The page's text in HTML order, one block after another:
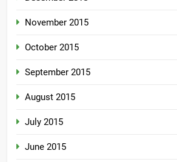
November 2015
October 2015
September 2015
August 2015
July 2015
June 2015